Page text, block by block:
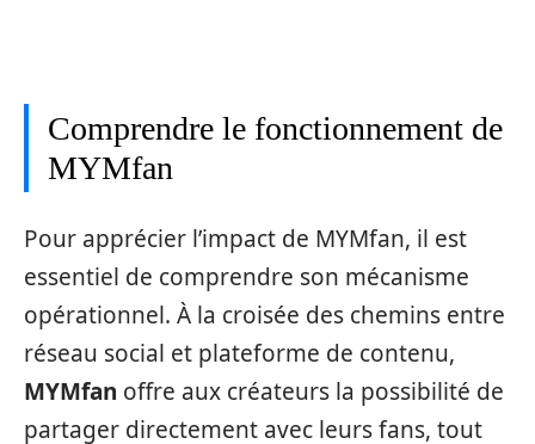
Comprendre le fonctionnement de
MYMfan
Pour apprécier l’impact de MYMfan, il est
essentiel de comprendre son mécanisme
opérationnel. À la croisée des chemins entre
réseau social et plateforme de contenu,
MYMfan offre aux créateurs la possibilité de
partager directement avec leurs fans, tout